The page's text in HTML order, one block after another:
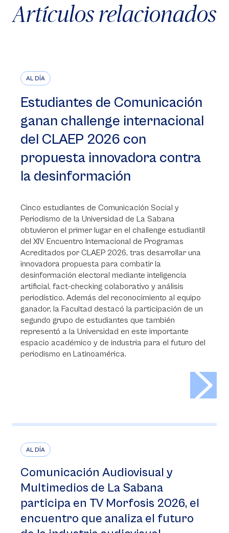
Artículos relacionados
AL DÍA
Estudiantes de Comunicación
ganan challenge internacional
del CLAEP 2026 con
propuesta innovadora contra
la desinformación
Cinco estudiantes de Comunicación Social y
Periodismo de la Universidad de La Sabana
obtuvieron el primer lugar en el challenge estudiantil
del XIV Encuentro Internacional de Programas
Acreditados por CLAEP 2026, tras desarrollar una
innovadora propuesta para combatir la
desinformación electoral mediante inteligencia
artificial, fact-checking colaborativo y análisis
periodístico. Además del reconocimiento al equipo
ganador, la Facultad destacó la participación de un
segundo grupo de estudiantes que también
representó a la Universidad en este importante
espacio académico y de industria para el futuro del
periodismo en Latinoamérica.
AL DÍA
Comunicación Audiovisual y
Multimedios de La Sabana
participa en TV Morfosis 2026, el
encuentro que analiza el futuro